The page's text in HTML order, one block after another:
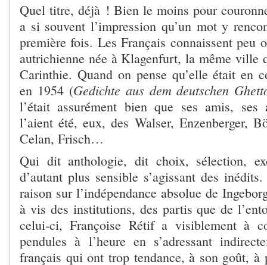
Quel titre, déjà ! Bien le moins pour
a si souvent l’impression qu’un mot y
première fois. Les Français connaissent peu
autrichienne née à Klagenfurt, la même ville
Carinthie. Quand on pense qu’elle était en
en 1954 (Gedichte aus dem deutschen
l’était assurément bien que ses amis, ses
l’aient été, eux, des Walser, Enzenberger,
Celan, Frisch…
Qui dit anthologie, dit choix, sélection,
d’autant plus sensible s’agissant des
raison sur l’indépendance absolue de
à vis des institutions, des partis que de
celui-ci, Françoise Rétif a visiblement à
pendules à l’heure en s’adressant
français qui ont trop tendance, à son goût, à